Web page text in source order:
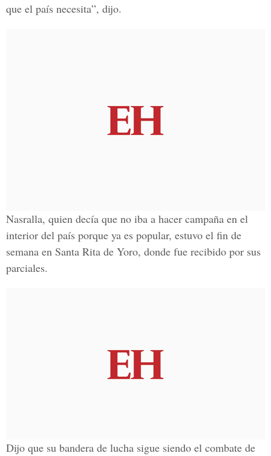
que el país necesita”, dijo.
Nasralla, quien decía que no iba a hacer campaña en el
interior del país porque ya es popular, estuvo el fin de
semana en Santa Rita de Yoro, donde fue recibido por sus
parciales.
Dijo que su bandera de lucha sigue siendo el combate de